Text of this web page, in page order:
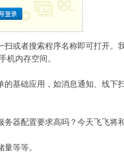
或者搜索程序名称即可打开。
机内存空间。
基础应用，如消息通知、线下
器配置要求高吗？今天飞飞将
等等。